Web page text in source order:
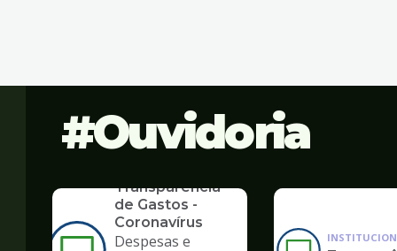
Ouvidoria
Transparência
de Gastos -
Coronavírus
Despesas e